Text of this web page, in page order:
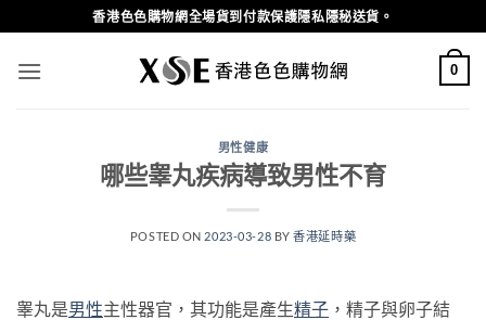
to
content
香港色色購物網全場貨到付款保護隱私隱秘送貨。
0
男性健康
哪些睾丸疾病導致男性不育
POSTED ON 2023-03-28 BY香港延時藥
睾丸是男性主性器官，其功能是產生精子 ，精子與卵子結